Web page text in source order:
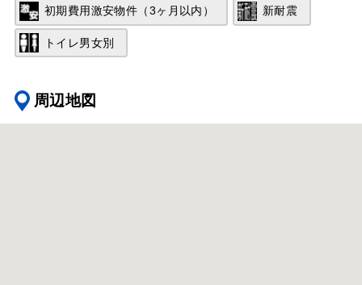
初期費用激安物件（3ヶ月以内） 新耐震
トイレ男女別
周辺地図